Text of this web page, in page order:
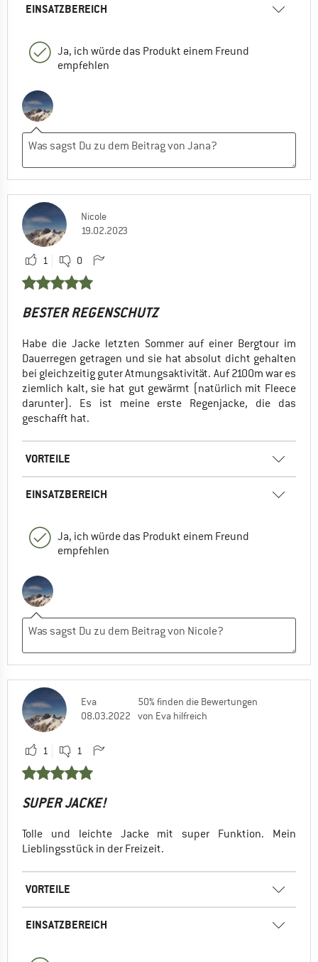
EINSATZBEREICH
Ja, ich würde das Produkt einem Freund
empfehlen
Nicole
19.02.2023
1 0
BESTER REGENSCHUTZ
Habe die Jacke letzten Sommer auf einer Bergtour im
Dauerregen getragen und sie hat absolut dicht gehalten
bei gleichzeitig guter Atmungsaktivität. Auf 2100m war es
ziemlich kalt, sie hat gut gewärmt (natürlich mit Fleece
darunter). Es ist meine erste Regenjacke, die das
geschafft hat.
VORTEILE
EINSATZBEREICH
Ja, ich würde das Produkt einem Freund
empfehlen
Eva
08.03.2022
50% finden die Bewertungen
von Eva hilfreich
1 1
SUPER JACKE!
Tolle und leichte Jacke mit super Funktion. Mein
Lieblingsstück in der Freizeit.
VORTEILE
EINSATZBEREICH